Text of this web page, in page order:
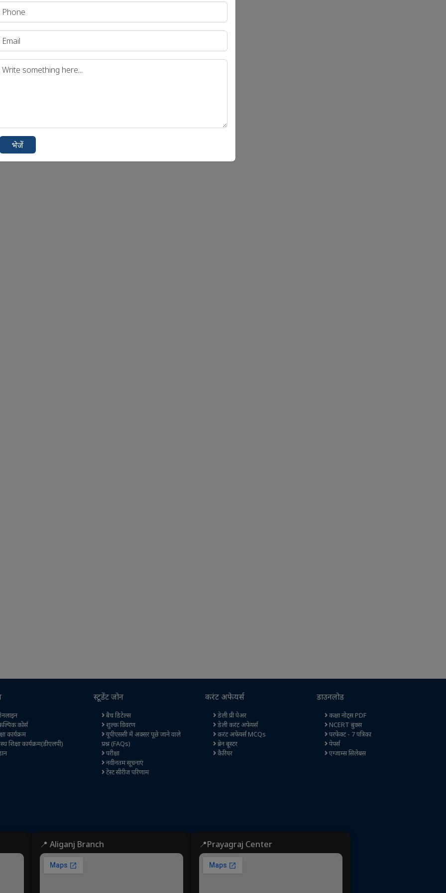
कोर्स
कार्यक्रम
शिक्षा कार्यक्रम(डीएलपी)
स्टूडेंट जोन
बैच डिटेल्स
शुल्क विवरण
यूपीएससी में अक्सर पूछे जाने वाले
प्रश्न (FAQs)
परीक्षा
नवीनतम सूचनाएं
टेस्ट सीरीज परिणाम
करंट अफेयर्स
डेली प्री पेअर
डेली करंट अफेयर्स
करंट अफेयर्स MCQs
ब्रेन बूस्टर
कैरियर
डाउनलोड
कक्षा नोट्स PDF
NCERT बुक्स
परफेक्ट - 7 पत्रिका
पेपर्स
एग्जाम्स सिलेबस
📍 Aliganj Branch 📍Prayagraj Center
भेजें